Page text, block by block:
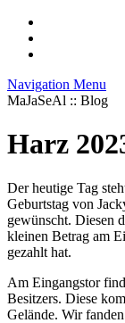
Navigation Menu
MaJaSeAl :: Blog
Harz
Der heutige Tag
Geburtstag von
gewünscht. Diesen
kleinen Betrag am
gezahlt hat.
Am Eingangstor
Besitzers. Diese
Gelände. Wir